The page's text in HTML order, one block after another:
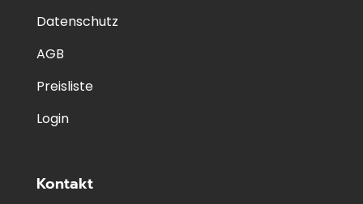
Datenschutz
AGB
Preisliste
Login
Kontakt